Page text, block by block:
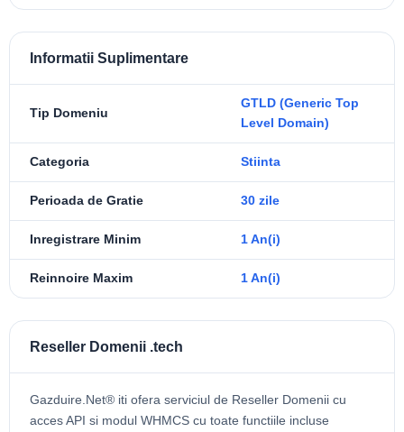
Informatii Suplimentare
Tip Domeniu
GTLD (Generic Top
Level Domain)
Categoria Stiinta
Perioada de Gratie 30 zile
Inregistrare Minim 1 An(i)
Reinnoire Maxim 1 An(i)
Reseller Domenii .tech
Gazduire.Net® iti ofera serviciul de Reseller Domenii cu
acces API si modul WHMCS cu toate functiile incluse